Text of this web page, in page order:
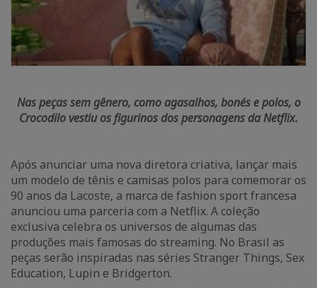
Nas peças sem gênero, como agasalhos, bonés e polos, o
Crocodilo vestiu os figurinos dos personagens da Netflix.
Após anunciar uma nova diretora criativa, lançar mais
um modelo de tênis e camisas polos para comemorar os
90 anos da Lacoste, a marca de fashion sport francesa
anunciou uma parceria com a Netflix. A coleção
exclusiva celebra os universos de algumas das
produções mais famosas do streaming. No Brasil as
peças serão inspiradas nas séries Stranger Things, Sex
Education, Lupin e Bridgerton.